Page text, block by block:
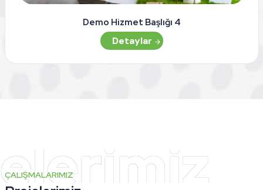
Demo Hizmet Başlığı 4
Detaylar
ÇALIŞMALARIMIZ